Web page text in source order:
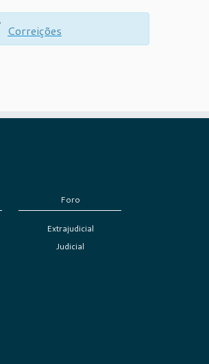
Correições
Foro
Extrajudicial
Judicial